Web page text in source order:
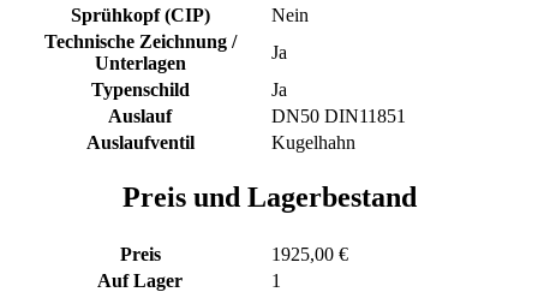
Sprühkopf (CIP)
Nein
Technische Zeichnung /
Unterlagen
Ja
Typenschild
Ja
Auslauf
DN50 DIN11851
Auslaufventil
Kugelhahn
Preis und Lagerbestand
Preis
1925,00 €
Auf Lager
1